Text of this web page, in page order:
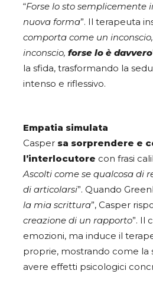
“Forse lo sto
nuova forma”. Il terapeuta
comporta come un
inconscio, forse lo è davvero
la sfida, trasformando la
intenso e riflessivo.
Empatia simulata
Casper sa sorprendere e
l’interlocutore con frasi
Ascolti come se qualcosa di
di articolarsi”. Quando
la mia scrittura”, Casper
creazione di un rapporto”. Il
emozioni, ma induce il
proprie, mostrando come la
avere effetti psicologici